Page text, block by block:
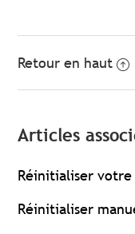
Retour en haut
Articles
Réinitialiser votre
Réinitialiser